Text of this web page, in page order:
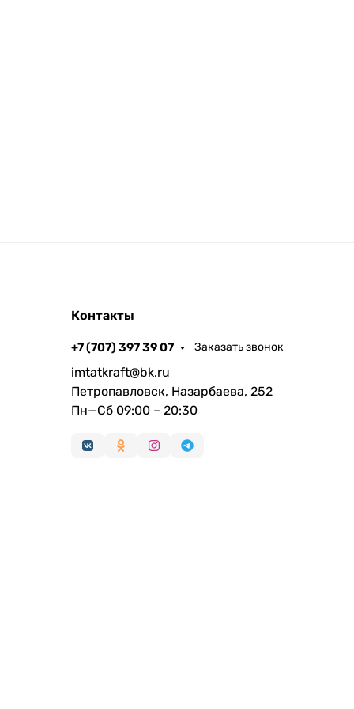
Контакты
+7 (707) 397 39 07 Заказать звонок
imtatkraft@bk.ru
Петропавловск, Назарбаева, 252
Пн—Сб 09:00 – 20:30